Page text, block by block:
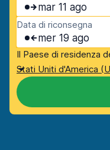
mar 11 ago
Data di riconsegna
mer 19 ago
Il Paese di residenza
Stati Uniti d'America